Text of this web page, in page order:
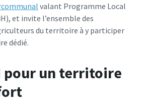
valant Programme Local
et invite l’ensemble des
du territoire à y participer
dédié.​
pour un territoire